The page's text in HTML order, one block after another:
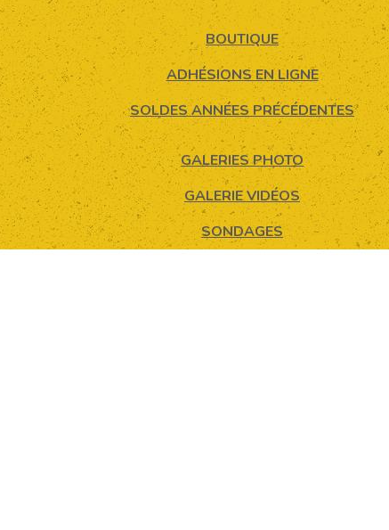
BOUTIQUE
ADHÉSIONS EN LIGNE
SOLDES ANNÉES PRÉCÉDENTES
GALERIES PHOTO
GALERIE VIDÉOS
SONDAGES